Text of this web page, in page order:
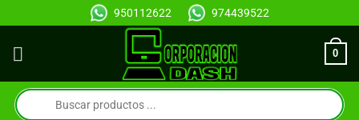
al
contenido
950112622 974439522
0
Búsqueda
de
productos